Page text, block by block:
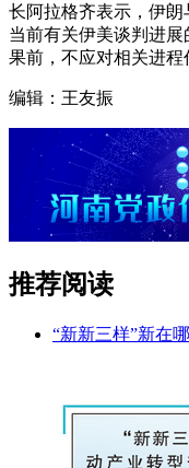
长阿拉格齐表示，伊朗
当前有关伊美谈判进
果前，不应对相关进程
编辑：王友振
推荐阅读
“新新三样”新在